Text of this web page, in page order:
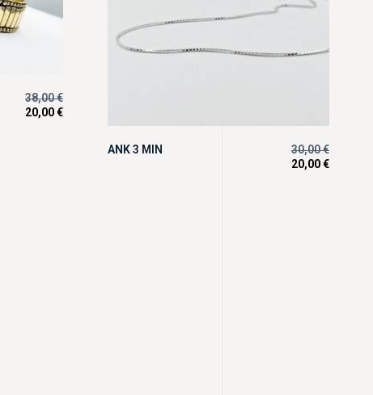
38,00€
20,00€
ANK 3 MIN 30,00€
20,00€